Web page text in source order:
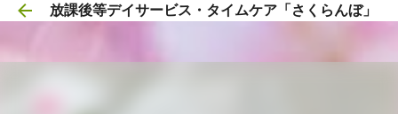
スキップしてメイン コンテンツに移動
放課後等デイサービス・タイムケア「さくらんぼ」